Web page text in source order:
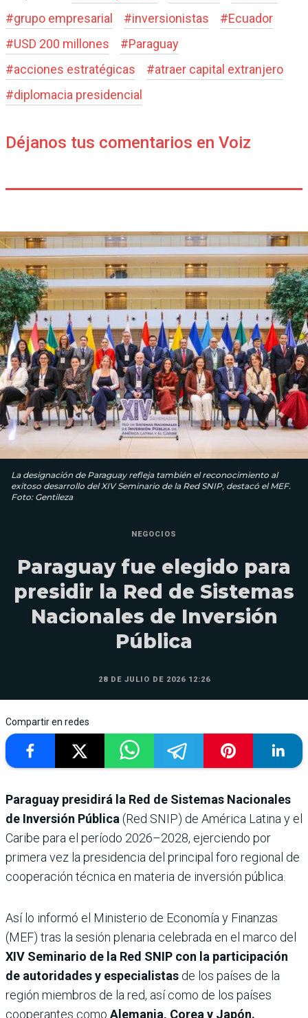
#grupo empresarial #inversionistas #Ecuador
#USD 200 millones #Paraguay
#acciones estratégicas #atraer capital extranjero
#diplomacia presidencial
Déjanos tus comentarios en Voiz
La designación de Paraguay refleja también el reconocimiento al
exitoso desarrollo del XIV Seminario de la Red SNIP, destacó el MEF.
Foto: Gentileza
NEGOCIOS
Paraguay fue elegido para
presidir la Red de Sistemas
Nacionales de Inversión
Pública
28 DE JULIO DE 2026 12:26
Compartir en redes
Paraguay presidirá la Red de Sistemas Nacionales
de Inversión Pública (Red SNIP) de América Latina y el
Caribe para el período 2026–2028, ejerciendo por
primera vez la presidencia del principal foro regional de
cooperación técnica en materia de inversión pública.
Así lo informó el Ministerio de Economía y Finanzas
(MEF) tras la sesión plenaria celebrada en el marco del
XIV Seminario de la Red SNIP con la participación
de autoridades y especialistas de los países de la
región miembros de la red, así como de los países
cooperantes como Alemania, Corea y Japón.